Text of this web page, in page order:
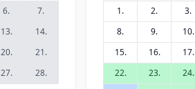
6.
7.
13.
14.
20.
21.
27. 28.
1.
2. 3.
8.
9. 10.
15.
16. 17.
22.
23. 24.